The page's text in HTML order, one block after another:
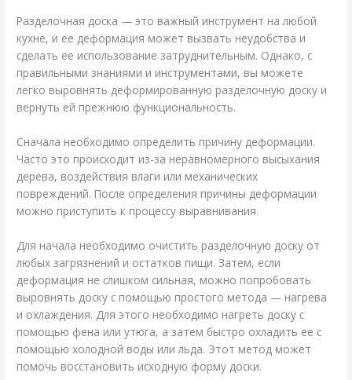
Разделочная доска — это важный инструмент на любой
кухне, и ее деформация может вызвать неудобства и
сделать ее использование затруднительным. Однако, с
правильными знаниями и инструментами, вы можете
легко выровнять деформированную разделочную доску и
вернуть ей прежнюю функциональность.
Сначала необходимо определить причину деформации.
Часто это происходит из-за неравномерного высыхания
дерева, воздействия влаги или механических
повреждений. После определения причины деформации
можно приступить к процессу выравнивания.
Для начала необходимо очистить разделочную доску от
любых загрязнений и остатков пищи. Затем, если
деформация не слишком сильная, можно попробовать
выровнять доску с помощью простого метода — нагрева
и охлаждения. Для этого необходимо нагреть доску с
помощью фена или утюга, а затем быстро охладить ее с
помощью холодной воды или льда. Этот метод может
помочь восстановить исходную форму доски.